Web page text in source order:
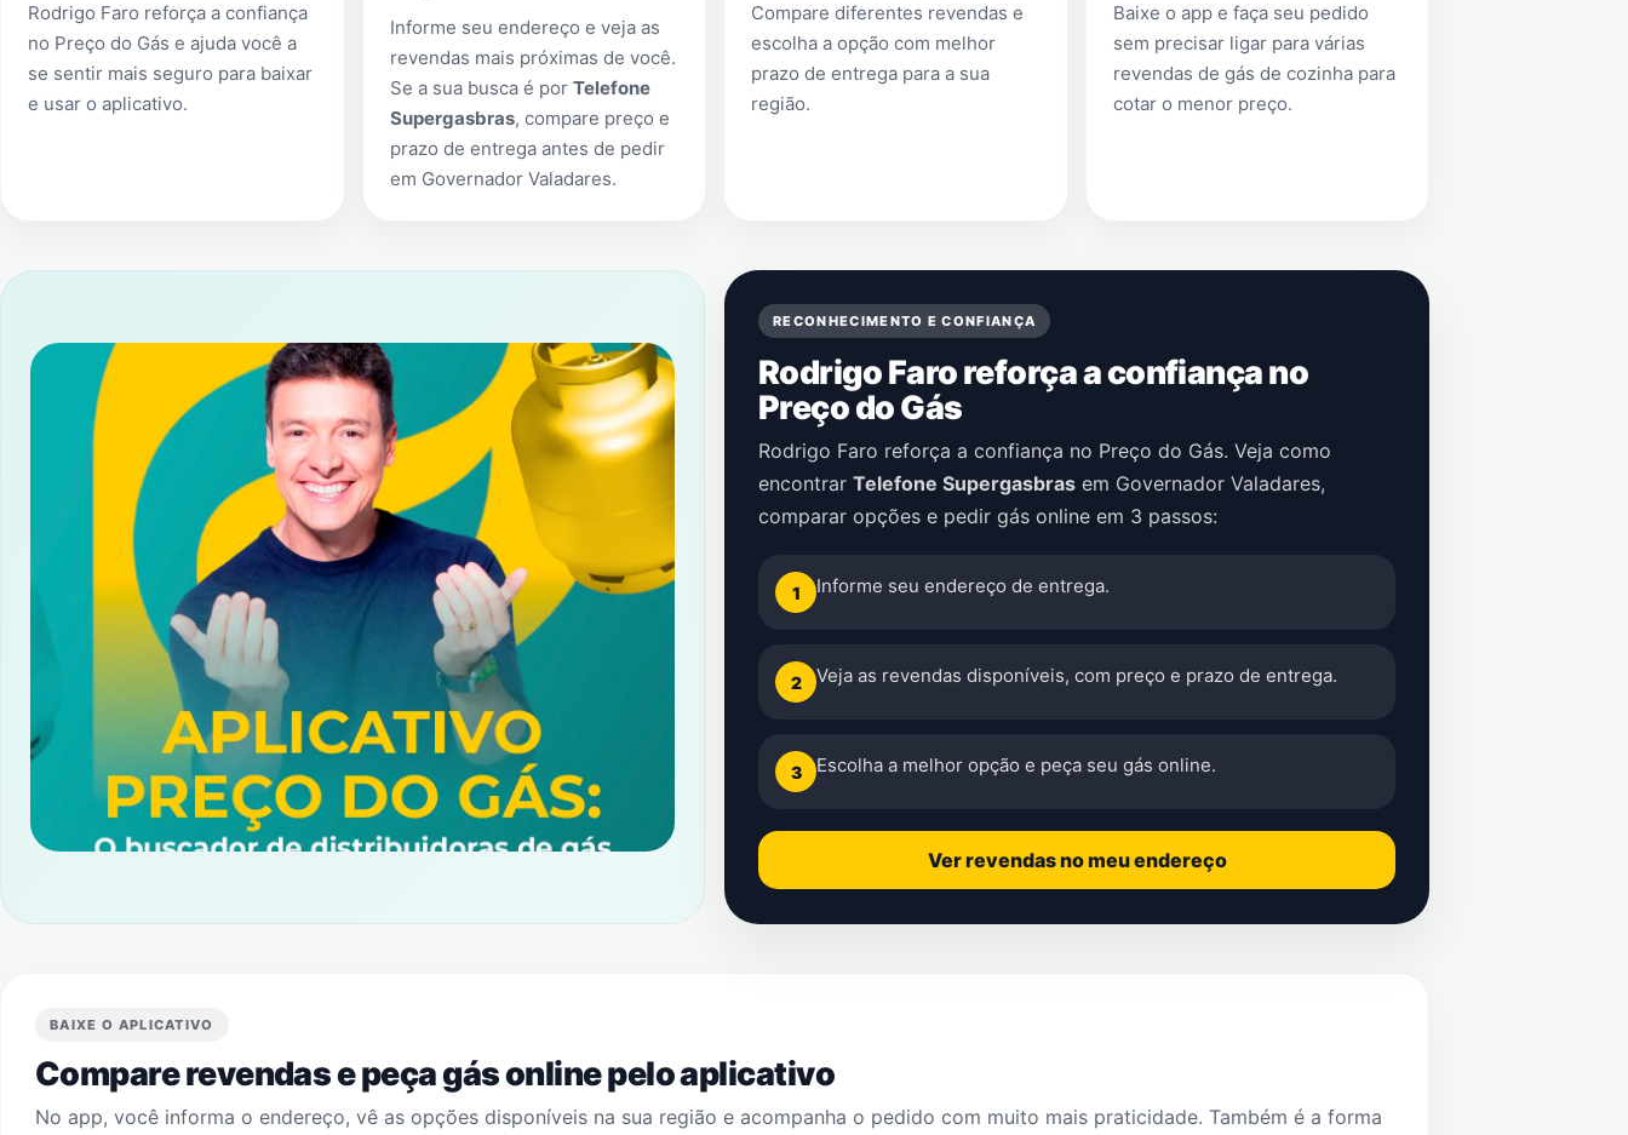
Rodrigo Faro reforça a confiança
no Preço do Gás e ajuda você a
se sentir mais seguro para baixar
e usar o aplicativo.
Informe seu endereço e veja as
revendas mais próximas de você.
Se a sua busca é por Telefone
Supergasbras, compare preço e
prazo de entrega antes de pedir
em Governador Valadares.
Compare diferentes revendas e
escolha a opção com melhor
prazo de entrega para a sua
região.
Baixe o app e faça seu pedido
sem precisar ligar para várias
revendas de gás de cozinha para
cotar o menor preço.
RECONHECIMENTO E CONFIANÇA
Rodrigo Faro reforça a confiança no
Preço do Gás
Rodrigo Faro reforça a confiança no Preço do Gás. Veja como
encontrar Telefone Supergasbras em Governador Valadares,
comparar opções e pedir gás online em 3 passos:
1 Informe seu endereço de entrega.
2 Veja as revendas disponíveis, com preço e prazo de entrega.
3 Escolha a melhor opção e peça seu gás online.
Ver revendas no meu endereço
BAIXE O APLICATIVO
Compare revendas e peça gás online pelo aplicativo
No app, você informa o endereço, vê as opções disponíveis na sua região e acompanha o pedido com muito mais praticidade. Também é a forma